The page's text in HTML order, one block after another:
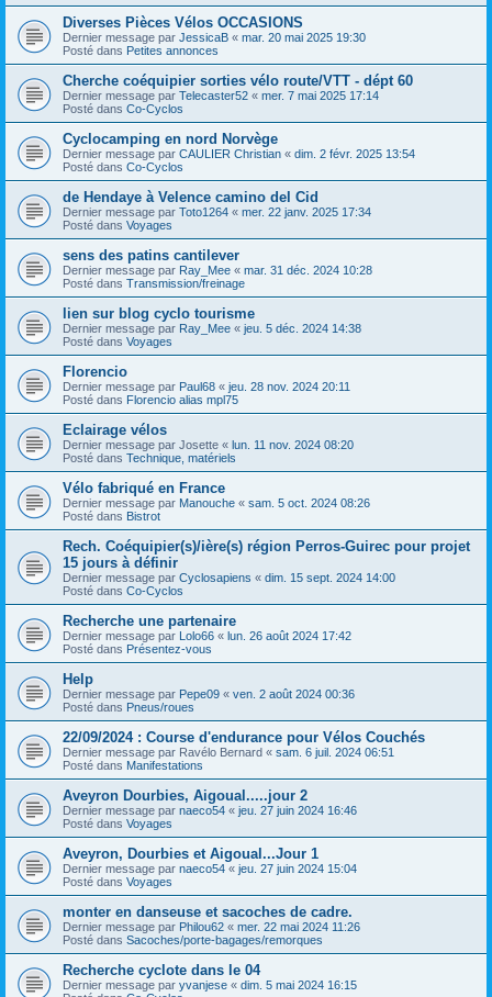
Diverses Pièces Vélos OCCASIONS
Dernier message par JessicaB « mar. 20 mai 2025 19:30
Posté dans Petites annonces
Cherche coéquipier sorties vélo route/VTT - dépt 60
Dernier message par Telecaster52 « mer. 7 mai 2025 17:14
Posté dans Co-Cyclos
Cyclocamping en nord Norvège
Dernier message par CAULIER Christian « dim. 2 févr. 2025 13:54
Posté dans Co-Cyclos
de Hendaye à Velence camino del Cid
Dernier message par Toto1264 « mer. 22 janv. 2025 17:34
Posté dans Voyages
sens des patins cantilever
Dernier message par Ray_Mee « mar. 31 déc. 2024 10:28
Posté dans Transmission/freinage
lien sur blog cyclo tourisme
Dernier message par Ray_Mee « jeu. 5 déc. 2024 14:38
Posté dans Voyages
Florencio
Dernier message par Paul68 « jeu. 28 nov. 2024 20:11
Posté dans Florencio alias mpl75
Eclairage vélos
Dernier message par Josette « lun. 11 nov. 2024 08:20
Posté dans Technique, matériels
Vélo fabriqué en France
Dernier message par Manouche « sam. 5 oct. 2024 08:26
Posté dans Bistrot
Rech. Coéquipier(s)/ière(s) région Perros-Guirec pour projet
15 jours à définir
Dernier message par Cyclosapiens « dim. 15 sept. 2024 14:00
Posté dans Co-Cyclos
Recherche une partenaire
Dernier message par Lolo66 « lun. 26 août 2024 17:42
Posté dans Présentez-vous
Help
Dernier message par Pepe09 « ven. 2 août 2024 00:36
Posté dans Pneus/roues
22/09/2024 : Course d'endurance pour Vélos Couchés
Dernier message par Ravélo Bernard « sam. 6 juil. 2024 06:51
Posté dans Manifestations
Aveyron Dourbies, Aigoual.....jour 2
Dernier message par naeco54 « jeu. 27 juin 2024 16:46
Posté dans Voyages
Aveyron, Dourbies et Aigoual...Jour 1
Dernier message par naeco54 « jeu. 27 juin 2024 15:04
Posté dans Voyages
monter en danseuse et sacoches de cadre.
Dernier message par Philou62 « mer. 22 mai 2024 11:26
Posté dans Sacoches/porte-bagages/remorques
Recherche cyclote dans le 04
Dernier message par yvanjese « dim. 5 mai 2024 16:15